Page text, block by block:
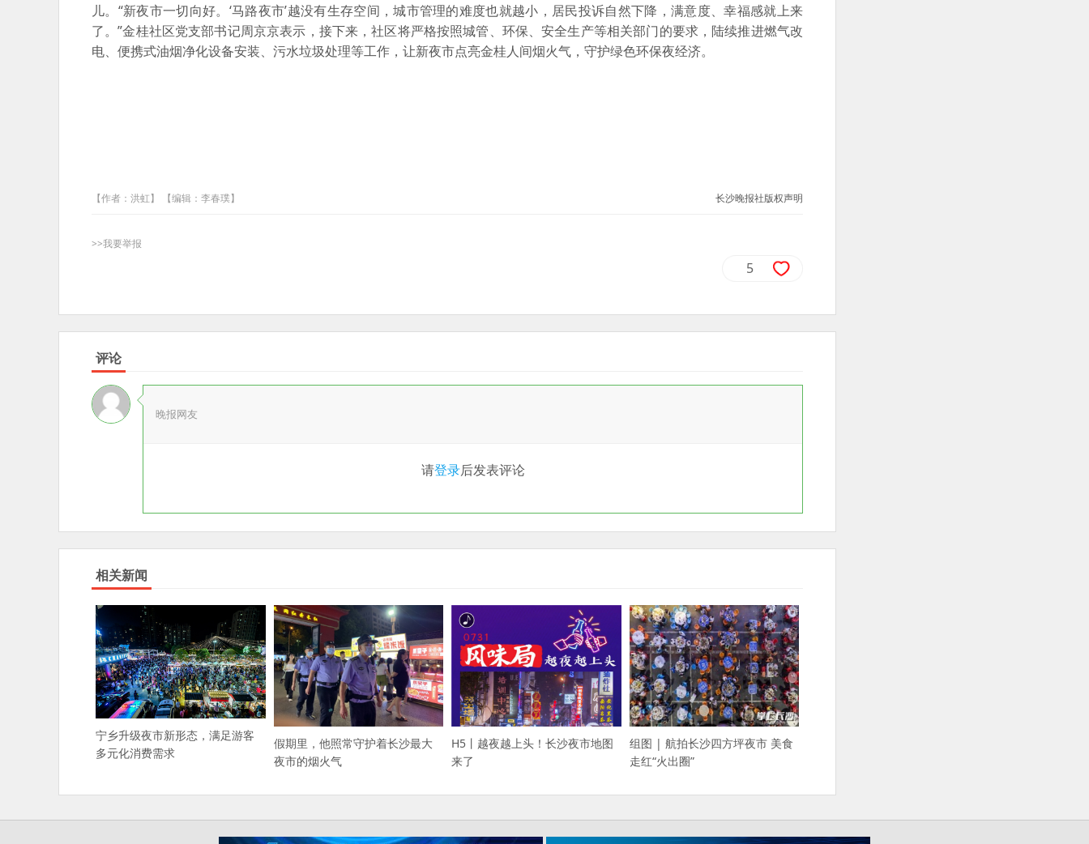
儿。“新夜市一切向好。‘马路夜市’越没有生存空间，城市管理的难度也就越小，居民投诉自然下降，满意度、幸福感就上来
了。”金桂社区党支部书记周京京表示，接下来，社区将严格按照城管、环保、安全生产等相关部门的要求，陆续推进燃气改
电、便携式油烟净化设备安装、污水垃圾处理等工作，让新夜市点亮金桂人间烟火气，守护绿色环保夜经济。
【作者：洪虹】 【编辑：李春璞】 长沙晚报社版权声明
>>我要举报
5
评论
晚报网友
请登录后发表评论
相关新闻
宁乡升级夜市新形态，满足游客
多元化消费需求
假期里，他照常守护着长沙最大
夜市的烟火气
H5丨越夜越上头！长沙夜市地图
来了
组图 | 航拍长沙四方坪夜市 美食
走红“火出圈”